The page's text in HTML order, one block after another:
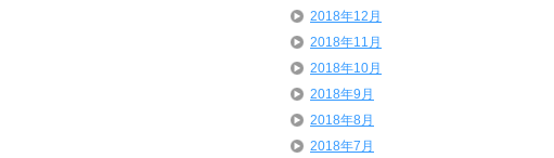
2018年12月
2018年11月
2018年10月
2018年9月
2018年8月
2018年7月